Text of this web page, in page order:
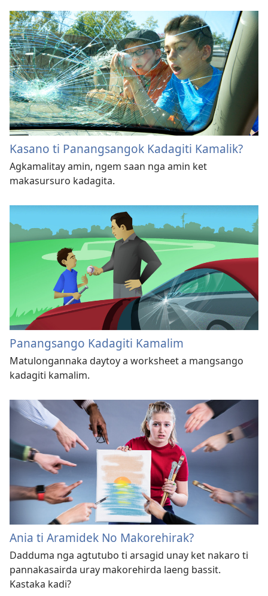
Kasano ti Panangsangok Kadagiti Kamalik?
Agkamalitay amin, ngem saan nga amin ket
makasursuro kadagita.
Panangsango Kadagiti Kamalim
Matulongannaka daytoy a worksheet a mangsango
kadagiti kamalim.
Ania ti Aramidek No Makorehirak?
Dadduma nga agtutubo ti arsagid unay ket nakaro ti
pannakasairda uray makorehirda laeng bassit.
Kastaka kadi?